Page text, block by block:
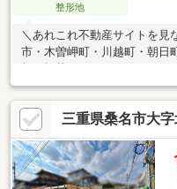
整形地
＼あれこれ不動産サイトを見
市・木曽岬町・川越町・朝日
報で掲載！ほかのページで気
和小学校／成徳中学校◆養老
分◆保育園まで徒歩約4分◆
をクリックすると、詳細をご
＝＝＝＝＝＝＝＝＝＝＝＝＝
ます！どんな費用がかかるの
＝＝＝＝＝＝＝＝＝＝＝＝＝
三重県桑名市大